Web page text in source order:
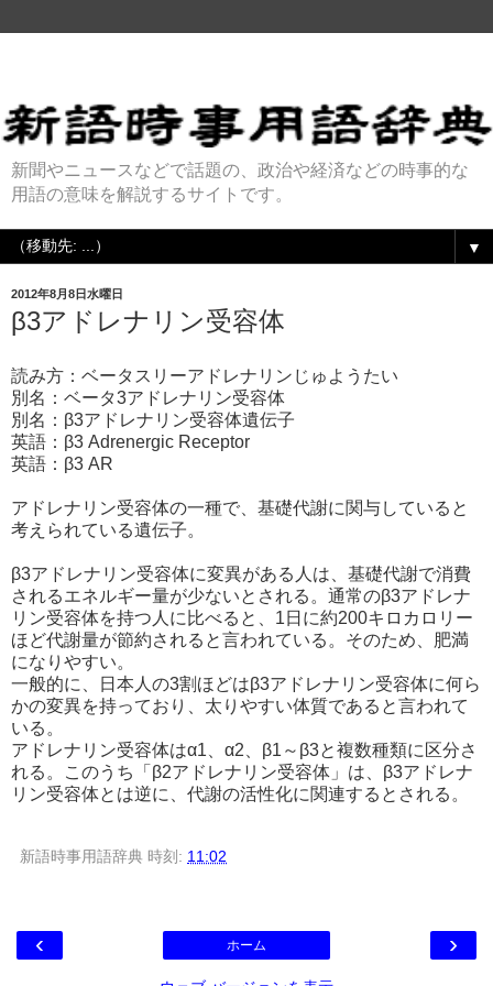
新聞やニュースなどで話題の、政治や経済などの時事的な
用語の意味を解説するサイトです。
▼
2012年8月8日水曜日
β3アドレナリン受容体
読み方：ベータスリーアドレナリンじゅようたい
別名：ベータ3アドレナリン受容体
別名：β3アドレナリン受容体遺伝子
英語：β3 Adrenergic Receptor
英語：β3 AR
アドレナリン受容体の一種で、基礎代謝に関与していると
考えられている遺伝子。
β3アドレナリン受容体に変異がある人は、基礎代謝で消費
されるエネルギー量が少ないとされる。通常のβ3アドレナ
リン受容体を持つ人に比べると、1日に約200キロカロリー
ほど代謝量が節約されると言われている。そのため、肥満
になりやすい。
一般的に、日本人の3割ほどはβ3アドレナリン受容体に何ら
かの変異を持っており、太りやすい体質であると言われて
いる。
アドレナリン受容体はα1、α2、β1～β3と複数種類に区分さ
れる。このうち「β2アドレナリン受容体」は、β3アドレナ
リン受容体とは逆に、代謝の活性化に関連するとされる。
新語時事用語辞典 時刻: 11:02
‹ ›
ホーム